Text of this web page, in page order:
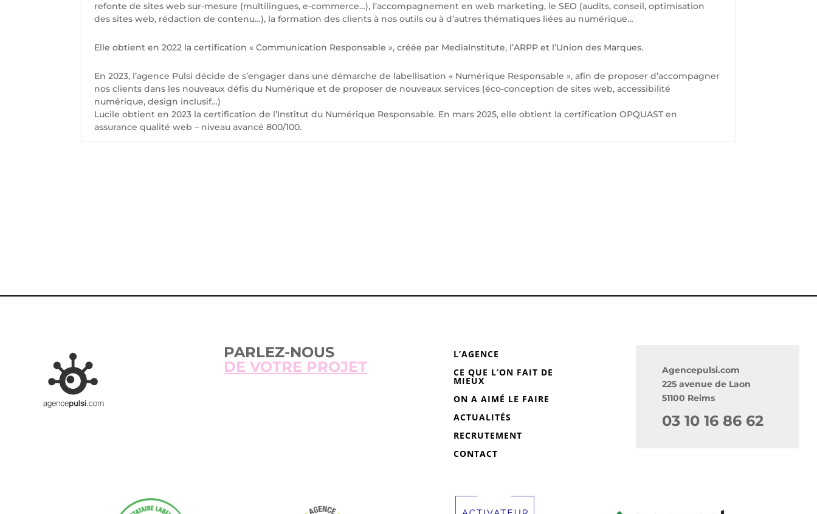
refonte de sites web sur-mesure (multilingues, e-commerce…), l’accompagnement en web marketing, le SEO (audits, conseil, optimisation
des sites web, rédaction de contenu…), la formation des clients à nos outils ou à d’autres thématiques liées au numérique…
Elle obtient en 2022 la certification « Communication Responsable », créée par MediaInstitute, l’ARPP et l’Union des Marques.
En 2023, l’agence Pulsi décide de s’engager dans une démarche de labellisation « Numérique Responsable », afin de proposer d’accompagner
nos clients dans les nouveaux défis du Numérique et de proposer de nouveaux services (éco-conception de sites web, accessibilité
numérique, design inclusif…)
Lucile obtient en 2023 la certification de l’Institut du Numérique Responsable. En mars 2025, elle obtient la certification OPQUAST en
assurance qualité web – niveau avancé 800/100.
PARLEZ-NOUS
DE VOTRE PROJET
L’AGENCE
CE QUE L’ON FAIT DE
MIEUX
ON A AIMÉ LE FAIRE
ACTUALITÉS
RECRUTEMENT
CONTACT
Agencepulsi.com
225 avenue de Laon
51100 Reims
03 10 16 86 62